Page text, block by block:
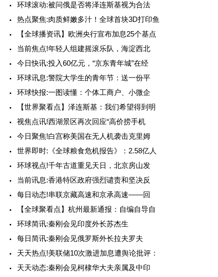
环球滚动:被问俄是否将泽连斯基视为合法
热点聚焦:肉质鲜嫩多汁！全球首块3D打印鱼
【全球播资讯】欧洲央行宣布加息25个基点
当前焦点!年轻人组建摇滚乐队，海淀西北
今日快讯:投入60亿元，“京东青年城”在经
环球讯息:警院大学生的青年节：送一份平
环球快报:一图读懂：个体工商户、小微企
【世界聚看点】泽连斯基：我们希望得到明
视焦点讯!西湖景区再次回应“高价捞手机
今日聚焦!白宫称美国在无人机袭击克里姆
世界即时:《全球粮食危机报告》：2.58亿人
环球视点!千年古道重见天日，北京房山发
当前讯息:香港特区政府强烈谴责和坚决反
每日动态!串联京藏高速和京承高速——回
【全球聚看点】杭州最新通报：自编自导自
环球简讯:秦刚会见印度外长苏杰生
每日简讯:秦刚会见俄罗斯外长拉夫罗夫
天天热点!美联储10次激进加息遭舆论批评：
天天动态:秦刚会见柯棣华大夫亲属及中印